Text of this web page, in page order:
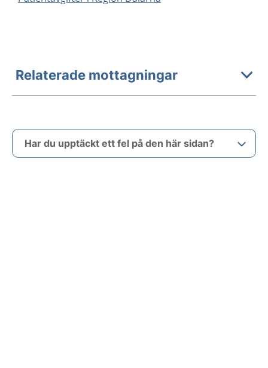
Relaterade mottagningar
Har du upptäckt ett fel på den här sidan?